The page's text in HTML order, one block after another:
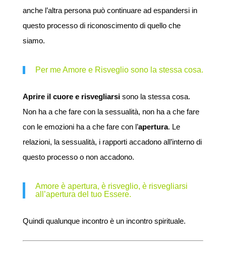
anche l’altra persona può continuare ad espandersi in
questo processo di riconoscimento di quello che
siamo.
Per me Amore e Risveglio sono la stessa cosa.
Aprire il cuore e risvegliarsisono la stessa cosa.
Non ha a che fare con la sessualità, non ha a che fare
con le emozioni ha a che fare con l’apertura. Le
relazioni, la sessualità, i rapporti accadono all’interno di
questo processo o non accadono.
Amore è apertura, è risveglio, è risvegliarsi
all’apertura del tuo Essere.
Quindi qualunque incontro è un incontro spirituale.